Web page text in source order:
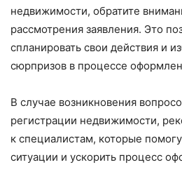
недвижимости, обратите
рассмотрения заявления. Это
спланировать свои действия и
сюрпризов в процессе
В случае возникновения
регистрации недвижимости,
к специалистам, которые
ситуации и ускорить процесс